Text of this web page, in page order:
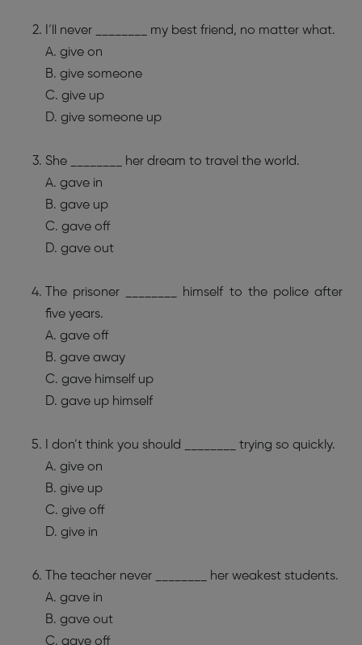
I’ll never ________ my best friend, no matter what.
A. give on
B. give someone
C. give up
D. give someone up
She ________ her dream to travel the world.
A. gave in
B. gave up
C. gave off
D. gave out
The prisoner ________ himself to the police after
five years.
A. gave off
B. gave away
C. gave himself up
D. gave up himself
I don’t think you should ________ trying so quickly.
A. give on
B. give up
C. give off
D. give in
The teacher never ________ her weakest students.
A. gave in
B. gave out
C. gave off